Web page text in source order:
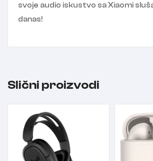
svoje audio iskustvo sa Xiaomi
danas!
Slični proizvodi